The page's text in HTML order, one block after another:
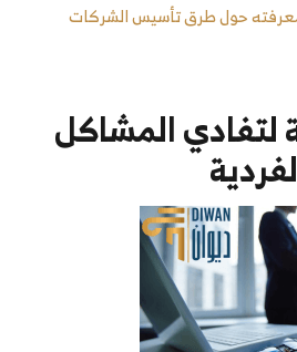
حول طرق تأسيس الشركات
لتفادي المشاكل